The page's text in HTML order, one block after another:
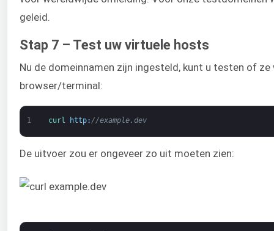
geleid.
Stap 7 – Test uw virtuele hosts
Nu de domeinnamen zijn ingesteld, kunt u testen of
browser/terminal:
1 curl http: //example.dev
De uitvoer zou er ongeveer zo uit moeten zien: